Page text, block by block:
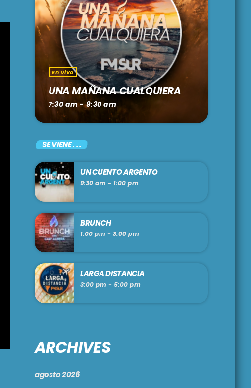
En vivo
UNA MAÑANA CUALQUIERA
7:30 am - 9:30 am
SE VIENE . . .
UN CUENTO ARGENTO
9:30 am - 1:00 pm
BRUNCH
1:00 pm - 3:00 pm
LARGA DISTANCIA
3:00 pm - 5:00 pm
ARCHIVES
agosto 2026